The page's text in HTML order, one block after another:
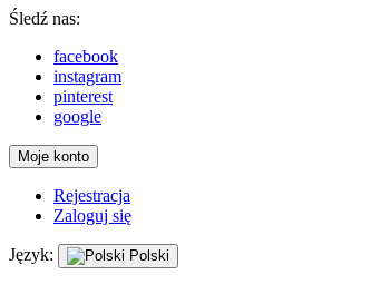
Śledź nas:
facebook
instagram
pinterest
google
Moje konto
Rejestracja
Zaloguj się
Język: Polski